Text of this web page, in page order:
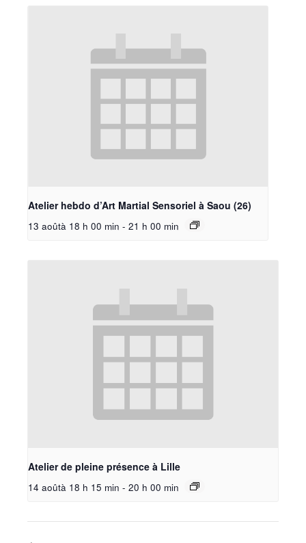
Atelier hebdo d’Art Martial Sensoriel à Saou (26)
13 aoûtà 18 h 00 min - 21 h 00 min
Atelier de pleine présence à Lille
14 aoûtà 18 h 15 min - 20 h 00 min